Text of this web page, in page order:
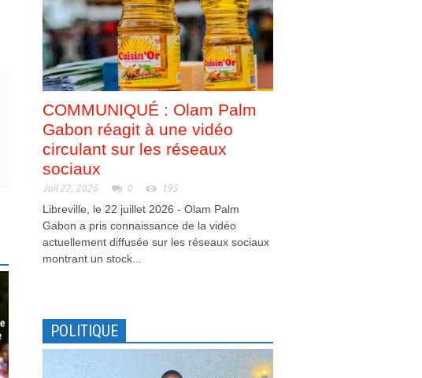
COMMUNIQUÉ : Olam Palm
Gabon réagit à une vidéo
circulant sur les réseaux
sociaux
Juil 22, 2026 0 195
Libreville, le 22 juillet 2026 - Olam Palm
Gabon a pris connaissance de la vidéo
actuellement diffusée sur les réseaux sociaux
montrant un stock...
POLITIQUE